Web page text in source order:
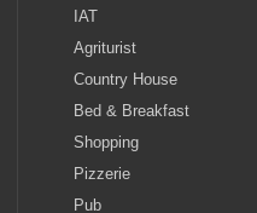
IAT
Agriturist
Country House
Bed & Breakfast
Shopping
Pizzerie
Pub